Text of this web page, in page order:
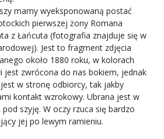
mamy wyeksponowaną postać
pierwszej żony Romana
z Łańcuta (fotografia znajduje się w
Jest to fragment zdjęcia
około 1880 roku, w kolorach
jest zwrócona do nas bokiem, jednak
w stronę odbiorcy, tak jakby
kontakt wzrokowy. Ubrana jest w
szyję. W oczy rzuca się bardzo
jej po lewym ramieniu.